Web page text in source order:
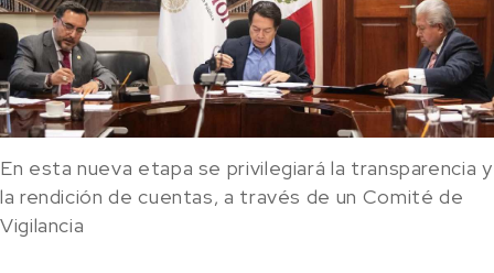
En esta nueva etapa se privilegiará la transparencia y
la rendición de cuentas, a través de un Comité de
Vigilancia